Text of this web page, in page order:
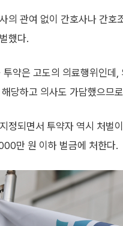
의 관여 없이 간호사나 간
했다.
약은 고도의 의료행위인
당하고 의사도 가담했으므
정되면서 투약자 역시 처벌
만 원 이하 벌금에 처한다.